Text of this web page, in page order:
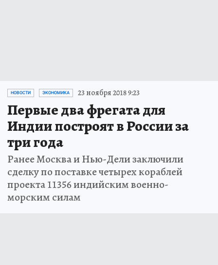
НОВОСТИ ЭКОНОМИКА 23 ноября 2018 9:23
Первые два фрегата для
Индии построят в России за
три года
Ранее Москва и Нью-Дели заключили
сделку по поставке четырех кораблей
проекта 11356 индийским военно-
морским силам